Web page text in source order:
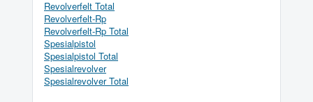
Revolverfelt Total
Revolverfelt-Rp
Revolverfelt-Rp Total
Spesialpistol
Spesialpistol Total
Spesialrevolver
Spesialrevolver Total